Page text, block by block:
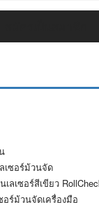
เซอร์ม้วนจัด
ลเซอร์สีเขียว
อร์ม้วนจัดเครื่องมือ